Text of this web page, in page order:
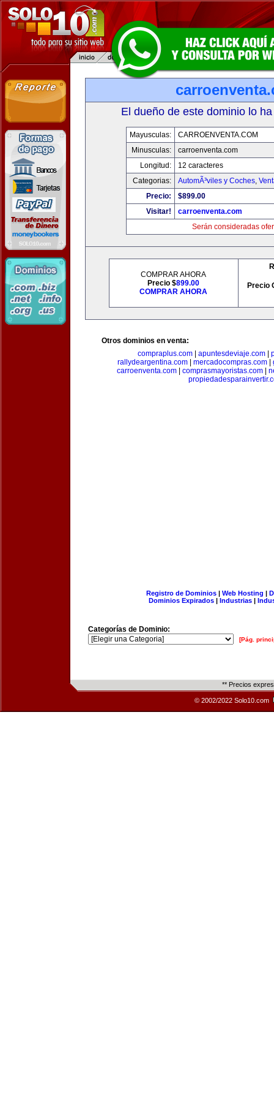
El dueño de este dominio lo
Mayusculas:
CARROENVENTA.COM
Minusculas:
carroenventa.com
Longitud:
12 caracteres
Categorias:
AutomÃ³viles y Coches,
Precio:
$899.00
Visitar!
carroenventa.com
Serán consideradas
COMPRAR AHORA
Precio $899.00
COMPRAR AHORA
Precio
Otros dominios en venta:
compraplus.com| apuntesdeviaje.com|
rallydeargentina.com
mercadocompras.com
carroenventa.com| comprasmayoristas.com|
Registro de Dominios| Web Hosting |
Dominios Expirados | Industrias |
Categorías de Dominio:
[Pág.
** Precios
© 2002/2022 Solo10.com